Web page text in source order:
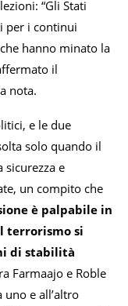
“Gli Stati
per i continui
hanno minato la
il
nota.
e le due
solo quando il
sicurezza e
un compito che
è palpabile in
terrorismo si
di stabilità
Farmaajo e Roble
e all’altro